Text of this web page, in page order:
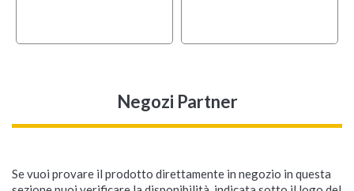
Negozi Partner
Se vuoi provare il prodotto direttamente in negozio in questa